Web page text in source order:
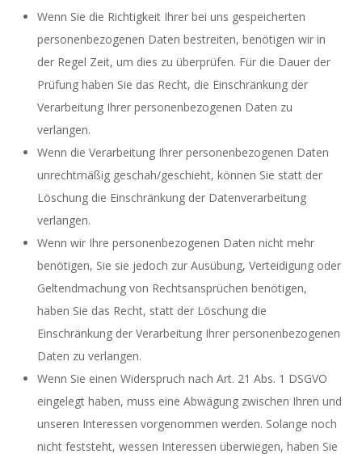
Wenn Sie die Richtigkeit Ihrer bei uns gespeicherten
personenbezogenen Daten bestreiten, benötigen wir in
der Regel Zeit, um dies zu überprüfen. Für die Dauer der
Prüfung haben Sie das Recht, die Einschränkung der
Verarbeitung Ihrer personenbezogenen Daten zu
verlangen.
Wenn die Verarbeitung Ihrer personenbezogenen Daten
unrechtmäßig geschah/geschieht, können Sie statt der
Löschung die Einschränkung der Datenverarbeitung
verlangen.
Wenn wir Ihre personenbezogenen Daten nicht mehr
benötigen, Sie sie jedoch zur Ausübung, Verteidigung oder
Geltendmachung von Rechtsansprüchen benötigen,
haben Sie das Recht, statt der Löschung die
Einschränkung der Verarbeitung Ihrer personenbezogenen
Daten zu verlangen.
Wenn Sie einen Widerspruch nach Art. 21 Abs. 1 DSGVO
eingelegt haben, muss eine Abwägung zwischen Ihren und
unseren Interessen vorgenommen werden. Solange noch
nicht feststeht, wessen Interessen überwiegen, haben Sie